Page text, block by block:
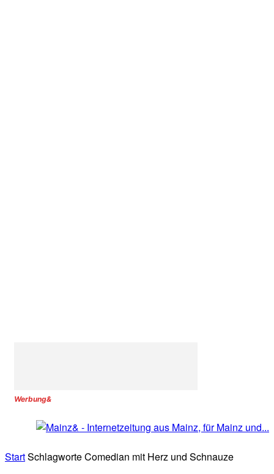
Werbung&
StartSchlagworteComedian mit Herz und Schnauze